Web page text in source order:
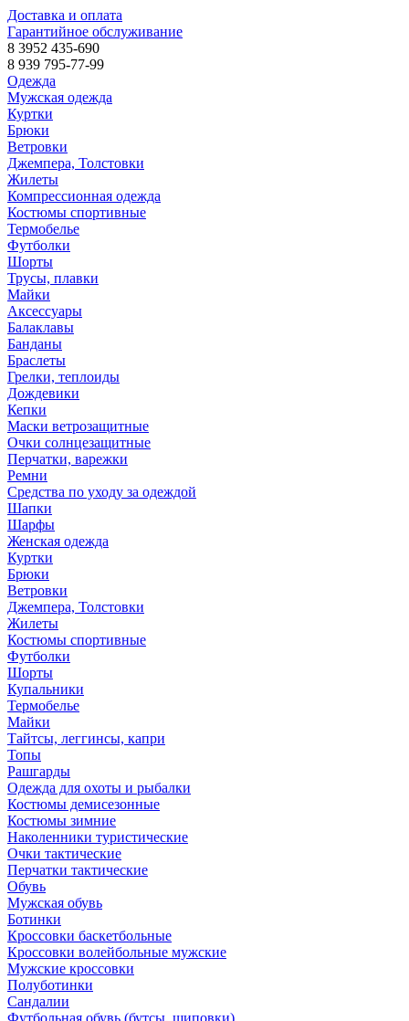
Доставка и оплата
Гарантийное обслуживание
8 3952 435-690
8 939 795-77-99
Одежда
Мужская одежда
Куртки
Брюки
Ветровки
Джемпера, Толстовки
Жилеты
Компрессионная одежда
Костюмы спортивные
Термобелье
Футболки
Шорты
Трусы, плавки
Майки
Аксессуары
Балаклавы
Банданы
Браслеты
Грелки, теплоиды
Дождевики
Кепки
Маски ветрозащитные
Очки солнцезащитные
Перчатки, варежки
Ремни
Средства по уходу за одеждой
Шапки
Шарфы
Женская одежда
Куртки
Брюки
Ветровки
Джемпера, Толстовки
Жилеты
Костюмы спортивные
Футболки
Шорты
Купальники
Термобелье
Майки
Тайтсы, леггинсы, капри
Топы
Рашгарды
Одежда для охоты и рыбалки
Костюмы демисезонные
Костюмы зимние
Наколенники туристические
Очки тактические
Перчатки тактические
Обувь
Мужская обувь
Ботинки
Кроссовки баскетбольные
Кроссовки волейбольные мужские
Мужские кроссовки
Полуботинки
Сандалии
Футбольная обувь (бутсы, шиповки)